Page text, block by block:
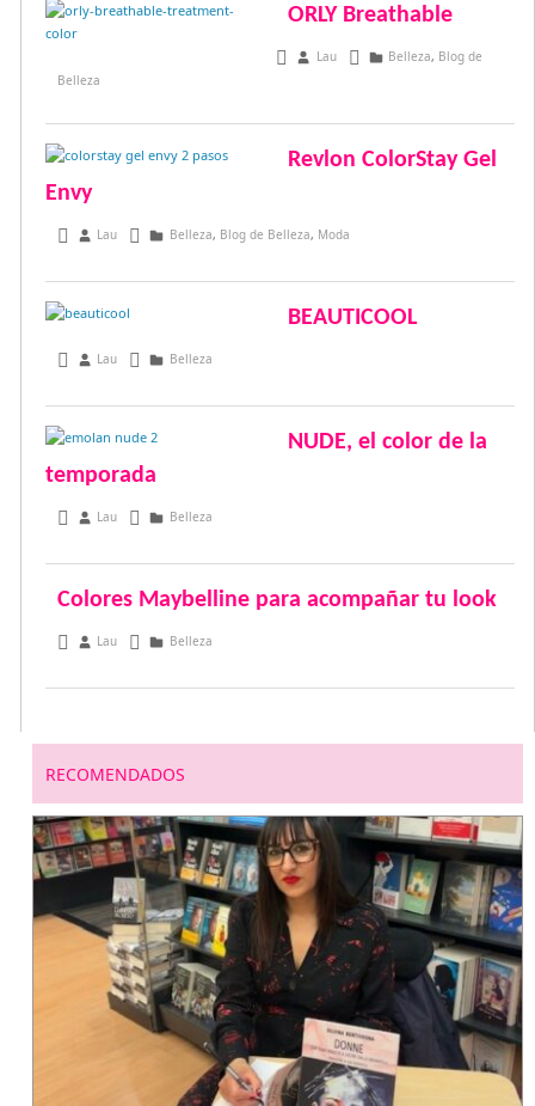
ORLY Breathable
septiembre 24, 2016
Lau Belleza, Blog de
Belleza
Revlon ColorStay Gel
Envy
junio 18, 2015
Lau Belleza, Blog de Belleza, Moda
BEAUTICOOL
abril 21, 2015
Lau Belleza
NUDE, el color de la
temporada
diciembre 7, 2014
Lau Belleza
Colores Maybelline para acompañar tu look
noviembre 24, 2012
Lau Belleza
RECOMENDADOS